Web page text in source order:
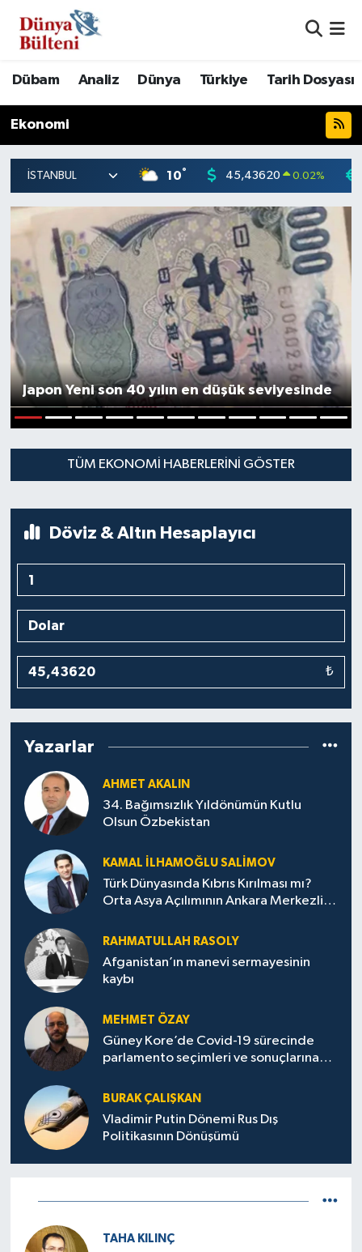
Dübam Analiz Dünya Türkiye Tarih Dosyası
Ekonomi
10° 45,43620 0.02%
Japon Yeni son 40 yılın en düşük seviyesinde
TÜM EKONOMI HABERLERINI GÖSTER
Döviz & Altın Hesaplayıcı
₺
Yazarlar
AHMET AKALIN
34. Bağımsızlık Yıldönümün Kutlu
Olsun Özbekistan
KAMAL İLHAMOĞLU SALIMOV
Türk Dünyasında Kıbrıs Kırılması mı?
Orta Asya Açılımının Ankara Merkezli
RAHMATULLAH RASOLY
Afganistan’ın manevi sermayesinin
kaybı
MEHMET ÖZAY
Güney Kore’de Covid-19 sürecinde
parlamento seçimleri ve sonuçlarına
BURAK ÇALIŞKAN
Vladimir Putin Dönemi Rus Dış
Politikasının Dönüşümü
TAHA KILINÇ
Hava Durumu
Namaz Vakitleri
Süper Lig Puan Durumu ve Fikstür
Tüm Manşetler
Son Dakika Haberleri
Haber Arşivi